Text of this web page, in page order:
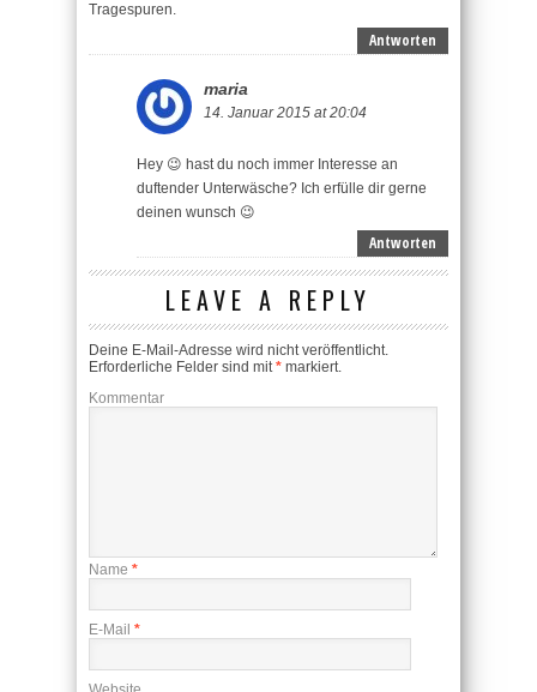
Tragespuren.
Antworten
maria
14. Januar 2015 at 20:04
Hey 😉 hast du noch immer Interesse an
duftender Unterwäsche? Ich erfülle dir gerne
deinen wunsch 😉
Antworten
LEAVE A REPLY
Deine E-Mail-Adresse wird nicht veröffentlicht.
Erforderliche Felder sind mit* markiert.
Kommentar
Name *
E-Mail *